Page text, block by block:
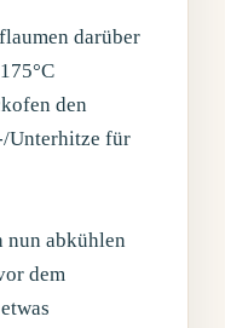
darüber
den
Unterhitze für
nun abkühlen
dem